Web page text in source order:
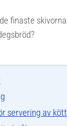
finaste
servering av